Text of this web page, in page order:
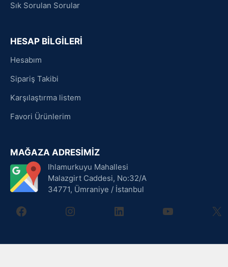
Sık Sorulan Sorular
HESAP BİLGİLERİ
Hesabım
Sipariş Takibi
Karşılaştırma listem
Favori Ürünlerim
MAĞAZA ADRESİMİZ
Ihlamurkuyu Mahallesi
Malazgirt Caddesi, No:32/A
34771, Ümraniye / İstanbul
facebookinstagramlinkedin youtube X